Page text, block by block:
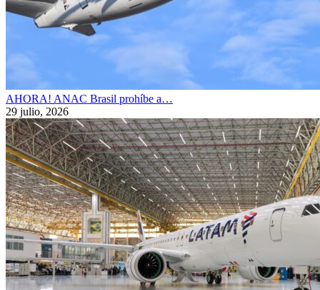
AHORA! ANAC Brasil prohíbe a…
29 julio, 2026